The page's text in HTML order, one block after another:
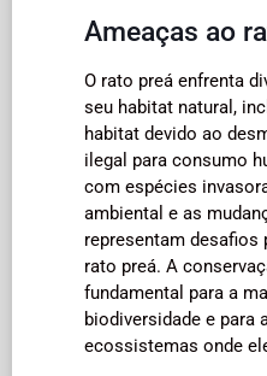
Ameaças ao
O rato preá enfrenta
seu habitat natural,
habitat devido ao
ilegal para consumo
com espécies
ambiental e as
representam desafios
rato preá. A
fundamental para a
biodiversidade e para
ecossistemas onde